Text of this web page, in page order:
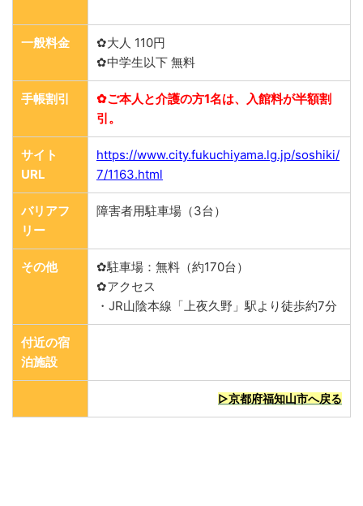
一般料金
✿大人 110円
✿中学生以下 無料
手帳割引
✿ご本人と介護の方1名は、入館料が半額割
引。
サイト
URL
https://www.city.fukuchiyama.lg.jp/soshiki/
7/1163.html
バリアフ
リー
障害者用駐車場（3台）
その他
✿駐車場：無料（約170台）
✿アクセス
・JR山陰本線「上夜久野」駅より徒歩約7分
付近の宿
泊施設
▷京都府福知山市へ戻る